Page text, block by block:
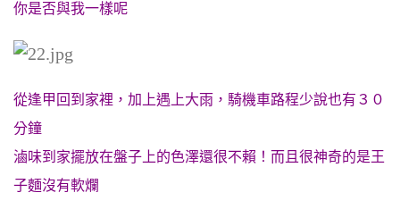
你是否與我一樣呢
從逢甲回到家裡，加上遇上大雨，騎機車路程少說也有３０
分鐘
滷味到家擺放在盤子上的色澤還很不賴！而且很神奇的是王
子麵沒有軟爛